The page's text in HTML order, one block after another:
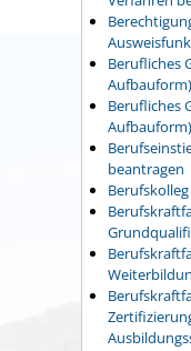
Berufliches
Berufliches
beantragen